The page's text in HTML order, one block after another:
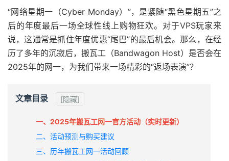
“网络星期一（Cyber Monday）”，是紧随“黑色星期五”之
后的年度最后一场全球性线上购物狂欢。对于VPS玩家来
说，这通常是抓住年度优惠“尾巴”的最后机会。那么，在经
历了多年的沉寂后，搬瓦工（Bandwagon Host）是否会在
2025年的网一，为我们带来一场精彩的“返场表演”？
文章目录 [隐藏]
一、2025年搬瓦工网一官方活动（实时更新）
二、活动预测与购买建议
三、历年搬瓦工网一活动回顾